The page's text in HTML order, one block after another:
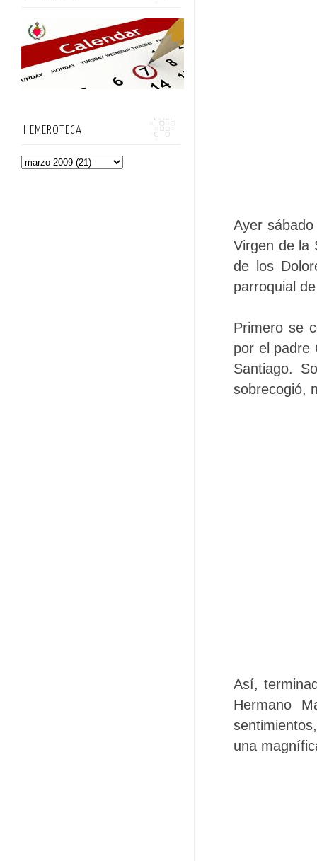
Ayer
Virgen de la
de los
parroquial
Primero se
por el padre
Santiago.
sobrecogió,
Así,
Hermano
una
HEMEROTECA